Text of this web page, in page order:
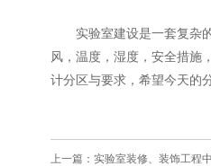
实验室建设是一套复杂的
风，温度，湿度，安全措施
计分区与要求，希望今天的
上一篇： 实验室装修、装饰工程